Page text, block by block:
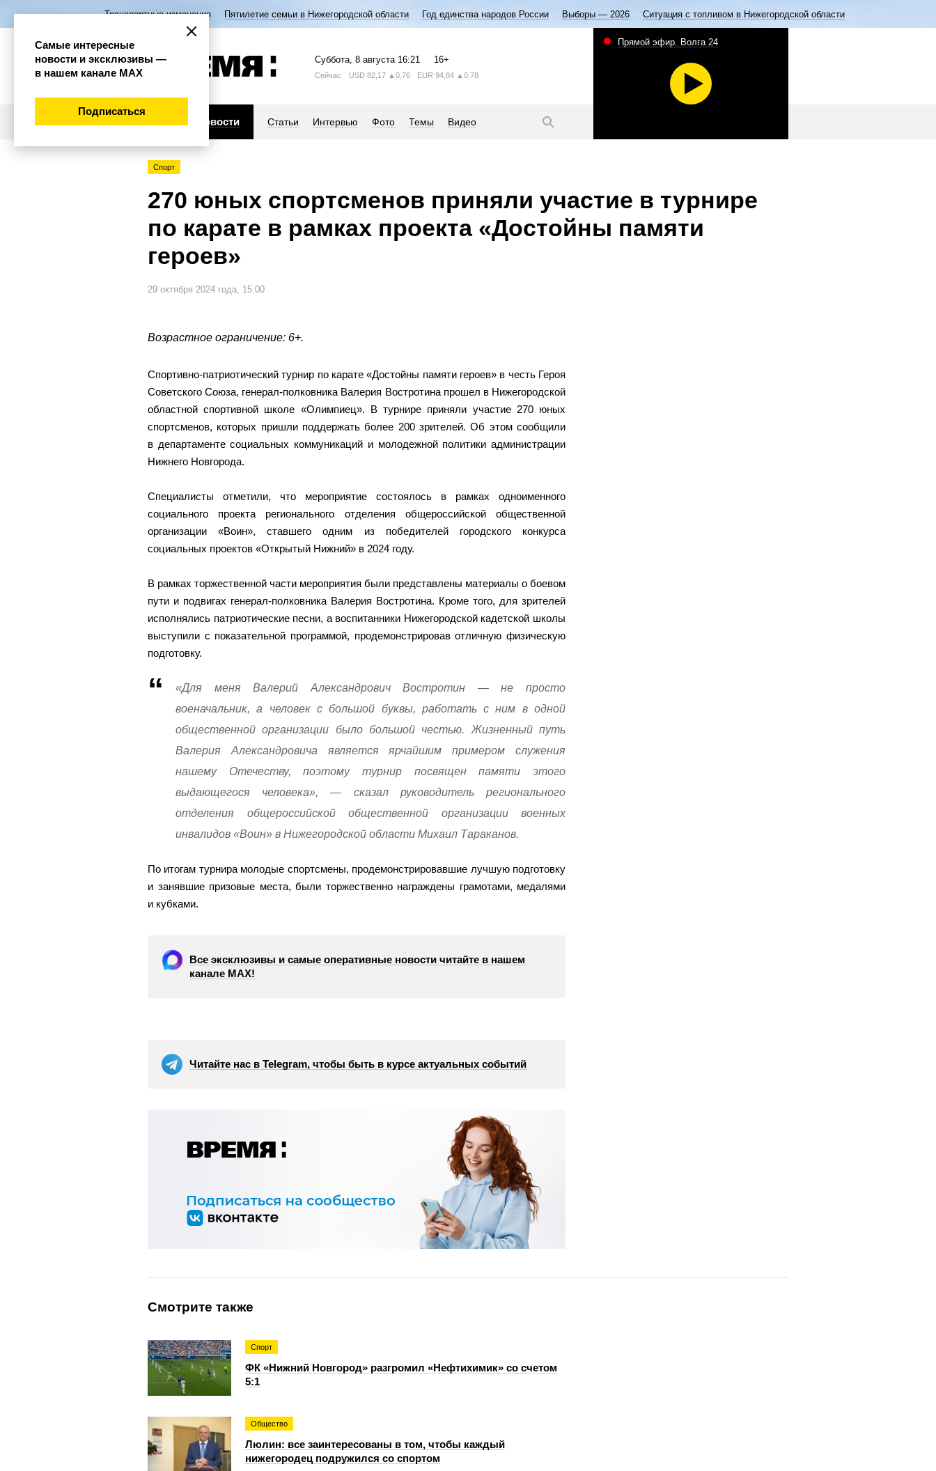
Транспортные изменения Пятилетие семьи в Нижегородской области Год единства народов России Выборы — 2026 Ситуация с топливом в Нижегородской области
Суббота, 8 августа 16:21 16+
Сейчас USD 82,17 ▲0,76 EUR 94,84 ▲0,78
Новости Статьи Интервью Фото Темы Видео
Прямой эфир. Волга 24
Спорт
270 юных спортсменов приняли участие в турнире
по карате в рамках проекта «Достойны памяти
героев»
29 октября 2024 года, 15:00
Возрастное ограничение: 6+.
Спортивно-патриотический турнир по карате «Достойны памяти героев» в честь Героя
Советского Союза, генерал-полковника Валерия Востротина прошел в Нижегородской
областной спортивной школе «Олимпиец». В турнире приняли участие 270 юных
спортсменов, которых пришли поддержать более 200 зрителей. Об этом сообщили
в департаменте социальных коммуникаций и молодежной политики администрации
Нижнего Новгорода.
Специалисты отметили, что мероприятие состоялось в рамках одноименного
социального проекта регионального отделения общероссийской общественной
организации «Воин», ставшего одним из победителей городского конкурса
социальных проектов «Открытый Нижний» в 2024 году.
В рамках торжественной части мероприятия были представлены материалы о боевом
пути и подвигах генерал-полковника Валерия Востротина. Кроме того, для зрителей
исполнялись патриотические песни, а воспитанники Нижегородской кадетской школы
выступили с показательной программой, продемонстрировав отличную физическую
подготовку.
«Для меня Валерий Александрович Востротин — не просто
военачальник, а человек с большой буквы, работать с ним в одной
общественной организации было большой честью. Жизненный путь
Валерия Александровича является ярчайшим примером служения
нашему Отечеству, поэтому турнир посвящен памяти этого
выдающегося человека», — сказал руководитель регионального
отделения общероссийской общественной организации военных
инвалидов «Воин» в Нижегородской области Михаил Тараканов.
По итогам турнира молодые спортсмены, продемонстрировавшие лучшую подготовку
и занявшие призовые места, были торжественно награждены грамотами, медалями
и кубками.
Все эксклюзивы и самые оперативные новости читайте в нашем
канале МАХ!
Читайте нас в Telegram, чтобы быть в курсе актуальных событий
Смотрите также
Спорт
ФК «Нижний Новгород» разгромил «Нефтихимик» со счетом
5:1
Общество
Люлин: все заинтересованы в том, чтобы каждый
нижегородец подружился со спортом
Самые интересные
новости и эксклюзивы —
в нашем канале МАХ
Подписаться